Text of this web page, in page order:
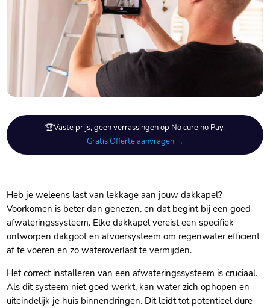
🏆Vaste prijs, geen verrassingen op No cure no Pay.
Gratis Offerte aanvragen →
Heb je weleens last van lekkage aan jouw dakkapel?
Voorkomen is beter dan genezen, en dat begint bij een goed
afwateringssysteem.​ Elke dakkapel vereist een specifiek
ontworpen dakgoot en afvoersysteem om regenwater efficiënt
af te voeren en zo wateroverlast te vermijden.​
Het correct installeren van een afwateringssysteem is cruciaal.​
Als dit systeem niet goed werkt, kan water zich ophopen en
uiteindelijk je huis binnendringen.​ Dit leidt tot potentieel dure